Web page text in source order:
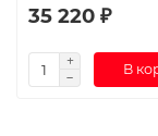
35 220 ₽
В